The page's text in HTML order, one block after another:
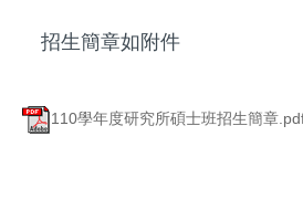
招生簡章如附件
110學年度研究所碩士班招生簡章